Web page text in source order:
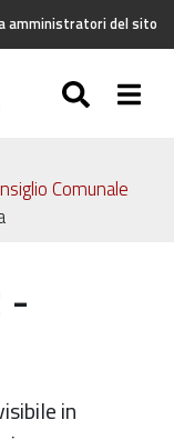
amministratori del sito
Comunale
-
in